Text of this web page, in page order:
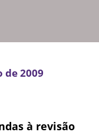
de 2009
à revisão